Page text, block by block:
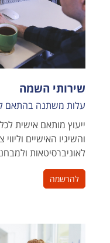
שירותי השמה
עלות משתנה בהתאם
ייעוץ מותאם אישית
והשיגיו האישיים
לאוניברסיטאות
להרשמה